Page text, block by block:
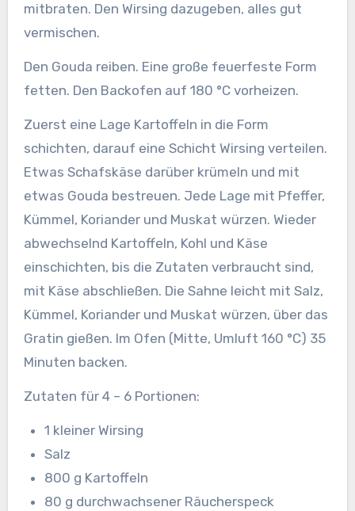
mitbraten. Den Wirsing dazugeben, alles gut
vermischen.
Den Gouda reiben. Eine große feuerfeste Form
fetten. Den Backofen auf 180 °C vorheizen.
Zuerst eine Lage Kartoffeln in die Form
schichten, darauf eine Schicht Wirsing verteilen.
Etwas Schafskäse darüber krümeln und mit
etwas Gouda bestreuen. Jede Lage mit Pfeffer,
Kümmel, Koriander und Muskat würzen. Wieder
abwechselnd Kartoffeln, Kohl und Käse
einschichten, bis die Zutaten verbraucht sind,
mit Käse abschließen. Die Sahne leicht mit Salz,
Kümmel, Koriander und Muskat würzen, über das
Gratin gießen. Im Ofen (Mitte, Umluft 160 °C) 35
Minuten backen.
Zutaten für 4 – 6 Portionen:
1 kleiner Wirsing
Salz
800 g Kartoffeln
80 g durchwachsener Räucherspeck